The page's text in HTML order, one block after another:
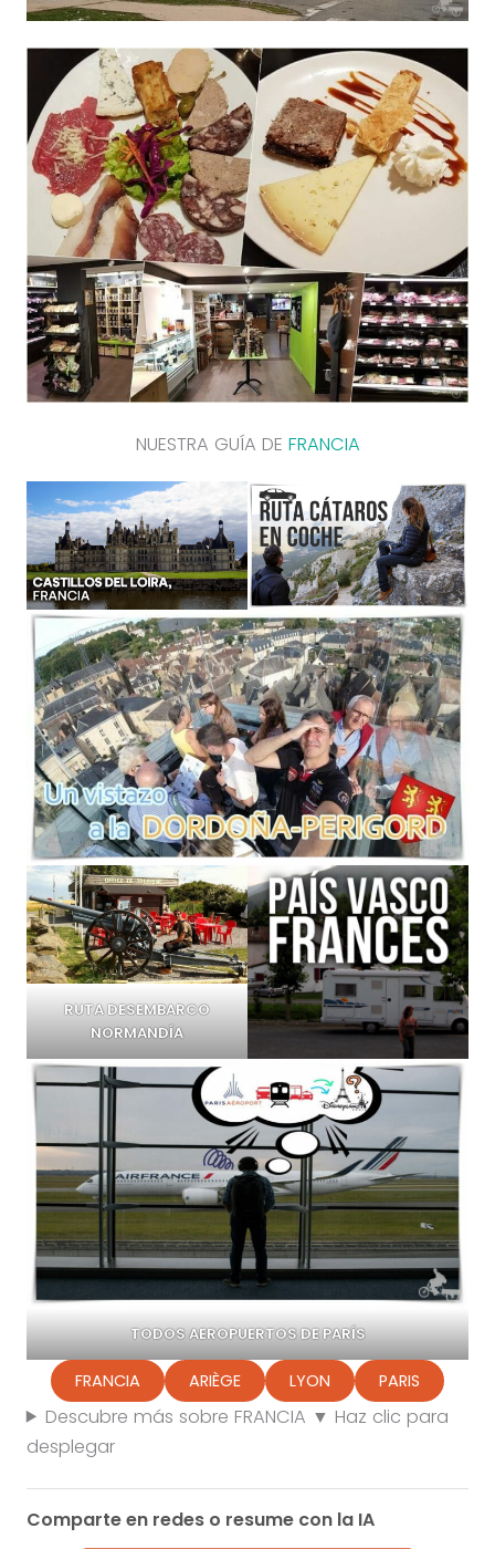
NUESTRA GUÍA DE FRANCIA
RUTA DESEMBARCO
NORMANDÍA
TODOS AEROPUERTOS DE PARÍS
FRANCIA ARIÈGE LYON PARIS
Descubre más sobre FRANCIA ▼ Haz clic para
desplegar
Comparte en redes o resume con la IA